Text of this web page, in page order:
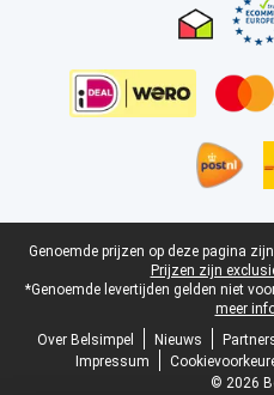
Juridische voettekst
Genoemde prijzen op deze pagina
Prijzen zijn
*Genoemde levertijden gelden niet
meer
Over Belsimpel
Nieuws
Impressum
© 2026